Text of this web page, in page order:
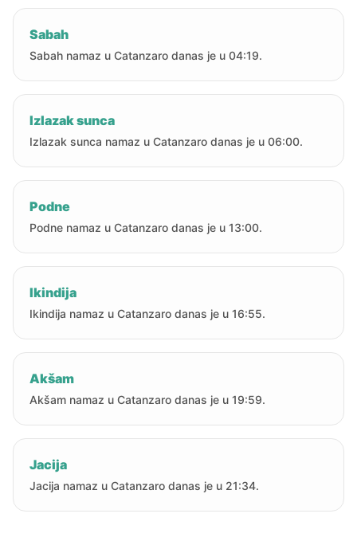
Sabah
Sabah namaz u Catanzaro danas je u 04:19.
Izlazak sunca
Izlazak sunca namaz u Catanzaro danas je u 06:00.
Podne
Podne namaz u Catanzaro danas je u 13:00.
Ikindija
Ikindija namaz u Catanzaro danas je u 16:55.
Akšam
Akšam namaz u Catanzaro danas je u 19:59.
Jacija
Jacija namaz u Catanzaro danas je u 21:34.